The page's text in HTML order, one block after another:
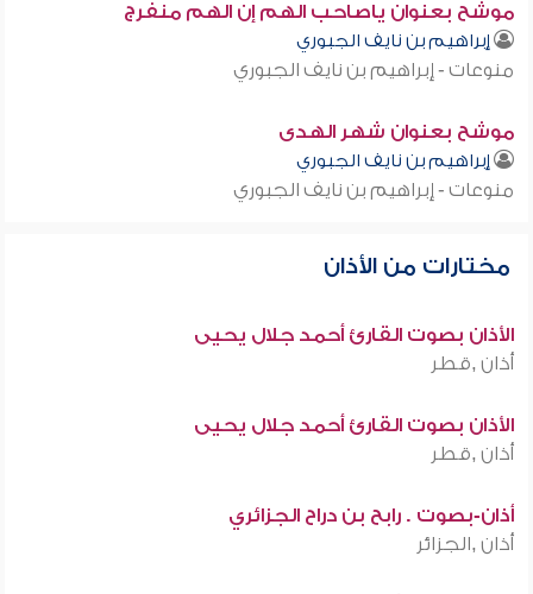
موشح بعنوان ياصاحب الهم إن الهم منفرج
إبراهيم بن نايف الجبوري
منوعات - إبراهيم بن نايف الجبوري
موشح بعنوان شهر الهدى
إبراهيم بن نايف الجبوري
منوعات - إبراهيم بن نايف الجبوري
مختارات من الأذان
الأذان بصوت القارئ أحمد جلال يحيى
أذان ,قطر
الأذان بصوت القارئ أحمد جلال يحيى
أذان ,قطر
أذان-بصوت . رابح بن دراح الجزائري
أذان ,الجزائر